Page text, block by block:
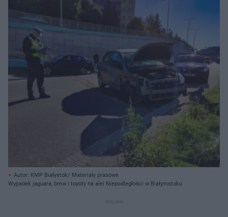
Autor: KMP Białystok/ Materiały prasowe
Wypadek jaguara, bmw i toyoty na alei Niepodległości w Białymstoku